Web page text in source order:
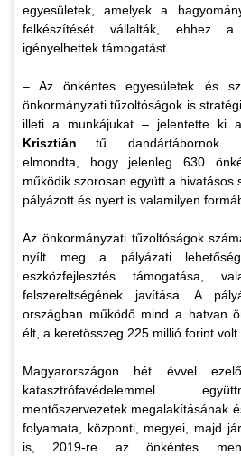
egyesületek, amelyek a
felkészítését vállalták, ehhez a
igényelhettek támogatást.
– Az önkéntes egyesületek és
önkormányzati tűzoltóságok is
illeti a munkájukat – jelentette ki
Krisztián tű. dandártábornok.
elmondta, hogy jelenleg 630
működik szorosan együtt a hivatásos
pályázott és nyert is valamilyen
Az önkormányzati tűzoltóságok
nyílt meg a pályázati
eszközfejlesztés támogatása,
felszereltségének javítása. A
országban működő mind a hatvan
élt, a keretösszeg 225 millió forint volt.
Magyarországon hét évvel
katasztrófavédelemmel
mentőszervezetek megalakításának
folyamata, központi, megyei, majd
is, 2019-re az önkéntes